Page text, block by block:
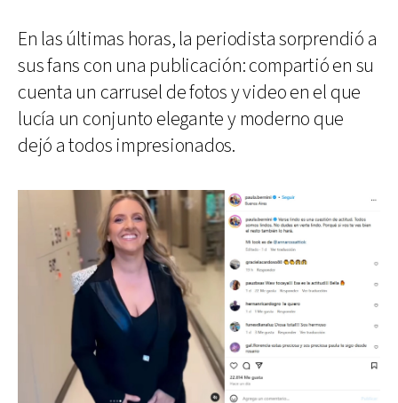
En las últimas horas, la periodista sorprendió a
sus fans con una publicación: compartió en su
cuenta un carrusel de fotos y video en el que
lucía un conjunto elegante y moderno que
dejó a todos impresionados.